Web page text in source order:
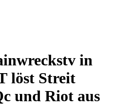
in
löst Streit
und Riot aus